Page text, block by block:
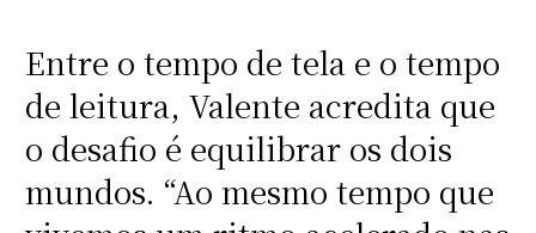
Entre o tempo de tela e o tempo
de leitura, Valente acredita que
o desafio é equilibrar os dois
mundos. “Ao mesmo tempo que